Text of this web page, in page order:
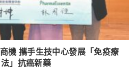
機 攜手生技中心發展「免疫療
法」抗癌新藥